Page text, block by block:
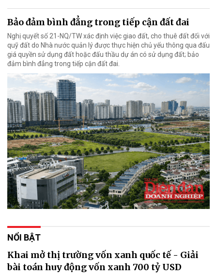
Bảo đảm bình đẳng trong tiếp cận đất đai
Nghị quyết số 21-NQ/TW xác định việc giao đất, cho thuê đất đối với
quỹ đất do Nhà nước quản lý được thực hiện chủ yếu thông qua đấu
giá quyền sử dụng đất hoặc đấu thầu dự án có sử dụng đất; bảo
đảm bình đẳng trong tiếp cận đất đai.
NỔI BẬT
Khai mở thị trường vốn xanh quốc tế - Giải
bài toán huy động vốn xanh 700 tỷ USD